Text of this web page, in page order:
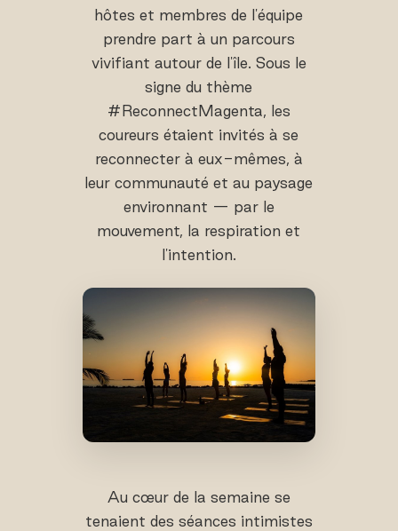
hôtes et membres de l'équipe
prendre part à un parcours
vivifiant autour de l'île. Sous le
signe du thème
#ReconnectMagenta, les
coureurs étaient invités à se
reconnecter à eux-mêmes, à
leur communauté et au paysage
environnant — par le
mouvement, la respiration et
l'intention.
Au cœur de la semaine se
tenaient des séances intimistes